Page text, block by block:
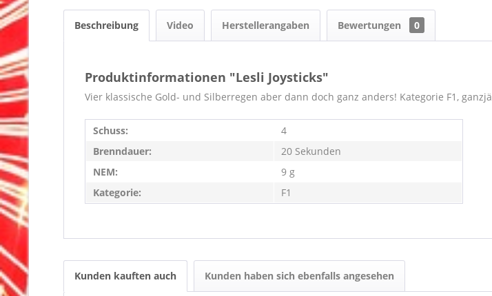
Beschreibung Video Herstellerangaben Bewertungen 0
Produktinformationen "Lesli Joysticks"
Vier klassische Gold- und Silberregen aber dann doch ganz anders! Kategorie F1,
Schuss:
4
Brenndauer:
20 Sekunden
NEM:
9 g
Kategorie:
F1
Kunden kauften auch Kunden haben sich ebenfalls angesehen